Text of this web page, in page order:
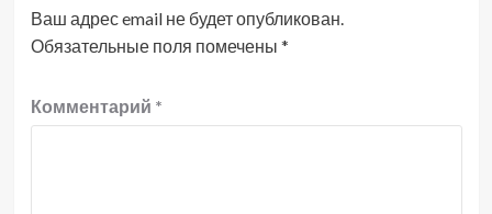
Ваш адрес email не будет опубликован.
Обязательные поля помечены *
Комментарий *